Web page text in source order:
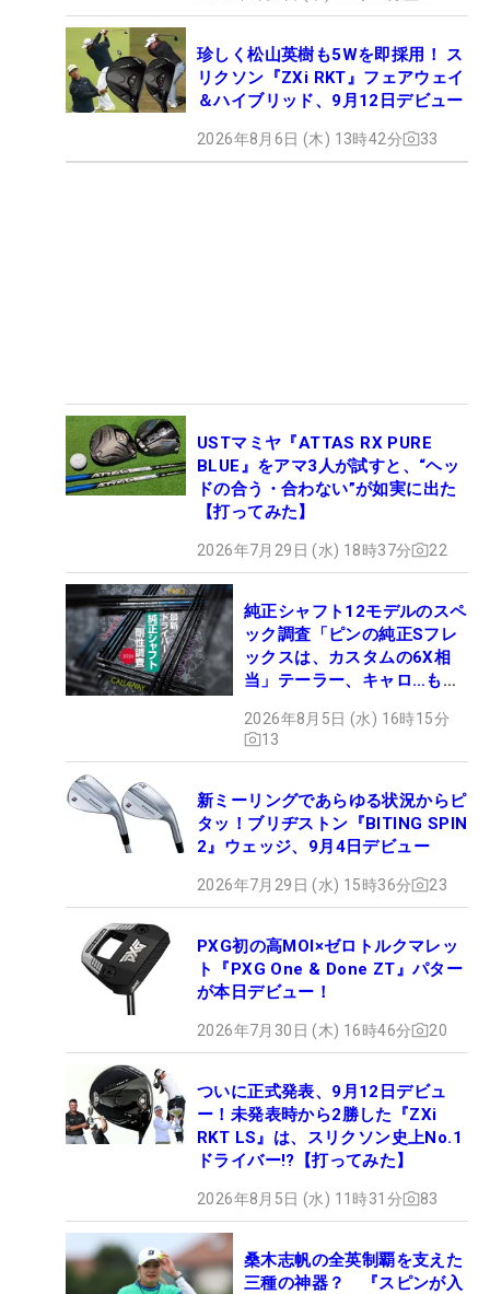
珍しく松山英樹も5Wを即採用！ ス
リクソン『ZXi RKT』フェアウェイ
＆ハイブリッド、9月12日デビュー
2026年8月6日 (木) 13時42分 33
USTマミヤ『ATTAS RX PURE
BLUE』をアマ3人が試すと、“ヘッ
ドの合う・合わない”が如実に出た
【打ってみた】
2026年7月29日 (水) 18時37分 22
純正シャフト12モデルのスペ
ック調査「ピンの純正Sフレ
ックスは、カスタムの6X相
当」テーラー、キャロ…もチ
2026年8月5日 (水) 16時15分
13
新ミーリングであらゆる状況からピ
タッ！ブリヂストン『BITING SPIN
2』ウェッジ、9月4日デビュー
2026年7月29日 (水) 15時36分 23
PXG初の高MOI×ゼロトルクマレッ
ト『PXG One & Done ZT』パター
が本日デビュー！
2026年7月30日 (木) 16時46分 20
ついに正式発表、9月12日デビュ
ー！未発表時から2勝した『ZXi
RKT LS』は、スリクソン史上No.1
ドライバー!?【打ってみた】
2026年8月5日 (水) 11時31分 83
桑木志帆の全英制覇を支えた
三種の神器？ 『スピンが入